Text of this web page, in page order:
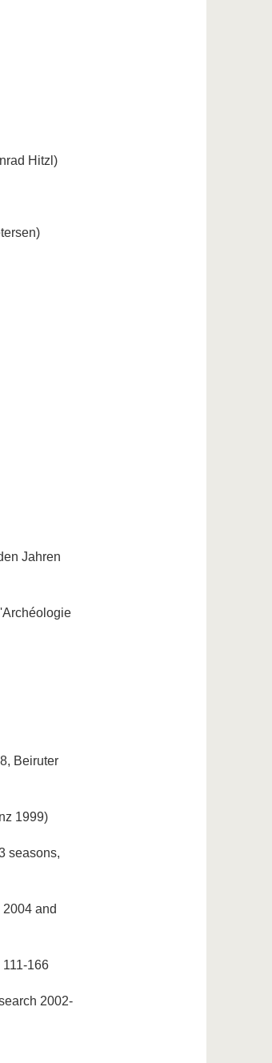
Hitzl)
Jahren
Beiruter
1999)
seasons,
and
166
2002-